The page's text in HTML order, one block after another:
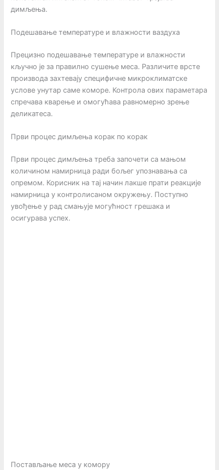
димљења.
Подешавање температуре и влажности ваздуха
Прецизно подешавање температуре и влажности
кључно је за правилно сушење меса. Различите врсте
производа захтевају специфичне микроклиматске
услове унутар саме коморе. Контрола ових параметара
спречава кварење и омогућава равномерно зрење
деликатеса.
Први процес димљења корак по корак
Први процес димљења треба започети са мањом
количином намирница ради бољег упознавања са
опремом. Корисник на тај начин лакше прати реакције
намирница у контролисаном окружењу. Поступно
увођење у рад смањује могућност грешака и
осигурава успех.
Постављање меса у комору